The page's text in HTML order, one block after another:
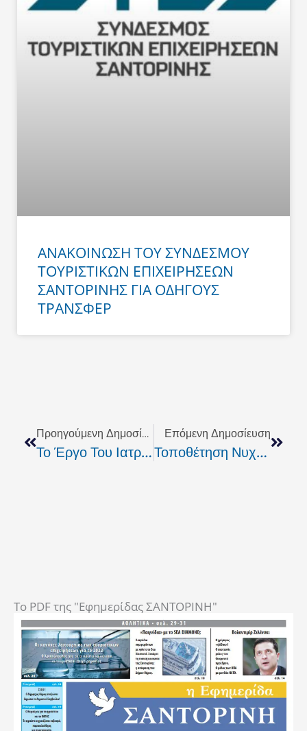
ΑΝΑΚΟΙΝΩΣΗ ΤΟΥ ΣΥΝΔΕΣΜΟΥ
ΤΟΥΡΙΣΤΙΚΩΝ ΕΠΙΧΕΙΡΗΣΕΩΝ
ΣΑΝΤΟΡΙΝΗΣ ΓΙΑ ΟΔΗΓΟΥΣ
ΤΡΑΝΣΦΕΡ
Προηγούμενη Δημοσίευση
Το Έργο Του Ιατρείου Κοινωνικής Αλληλεγγύης
Επόμενη Δημοσίευση
Τοποθέτηση Νυχτοφυλάκων Στα Κτίρια Του Πανεπιστημίου Κρήτης.
To PDF της "Εφημερίδας ΣΑΝΤΟΡΙΝΗ"